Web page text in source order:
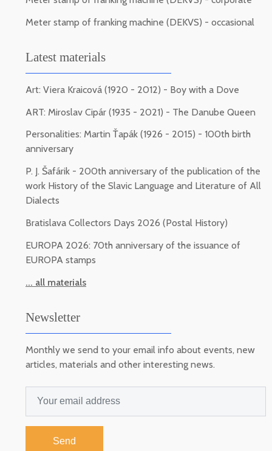
Meter stamp of franking machine (DEKVS) - occasional
Latest materials
Art: Viera Kraicová (1920 - 2012) - Boy with a Dove
ART: Miroslav Cipár (1935 - 2021) - The Danube Queen
Personalities: Martin Ťapák (1926 - 2015) - 100th birth
anniversary
P. J. Šafárik - 200th anniversary of the publication of the
work History of the Slavic Language and Literature of All
Dialects
Bratislava Collectors Days 2026 (Postal History)
EUROPA 2026: 70th anniversary of the issuance of
EUROPA stamps
... all materials
Newsletter
Monthly we send to your email info about events, new
articles, materials and other interesting news.
Send